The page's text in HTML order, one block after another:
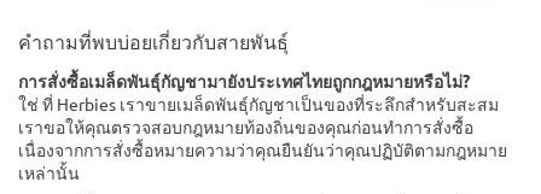
คำถามที่พบบ่อยเกี่ยวกับสายพันธุ์
การสั่งซื้อเมล็ดพันธุ์กัญชามายังประเทศไทยถูกกฎหมายหรือไม่?
ใช่ ที่ Herbies เราขายเมล็ดพันธุ์กัญชาเป็นของที่ระลึกสำหรับสะสม
เราขอให้คุณตรวจสอบกฎหมายท้องถิ่นของคุณก่อนทำการสั่งซื้อ
เนื่องจากการสั่งซื้อหมายความว่าคุณยืนยันว่าคุณปฏิบัติตามกฎหมาย
เหล่านั้น